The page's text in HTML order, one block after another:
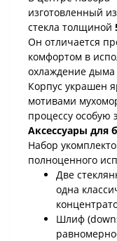
изготовленный
стекла толщиной
Он отличается
комфортом в
охлаждение дыма
Корпус украшен
мотивами
процессу особую
Аксессуары для
Набор
полноценного
Две
одна
Шлиф